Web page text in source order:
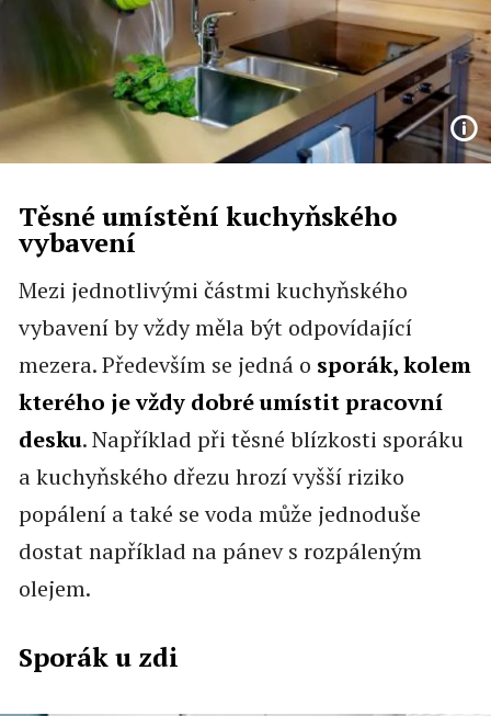
Těsné umístění kuchyňského
vybavení
Mezi jednotlivými částmi kuchyňského
vybavení by vždy měla být odpovídající
mezera. Především se jedná o sporák, kolem
kterého je vždy dobré umístit pracovní
desku. Například při těsné blízkosti sporáku
a kuchyňského dřezu hrozí vyšší riziko
popálení a také se voda může jednoduše
dostat například na pánev s rozpáleným
olejem.
Sporák u zdi